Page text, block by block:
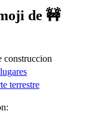
de 🚧
construccion
terrestre